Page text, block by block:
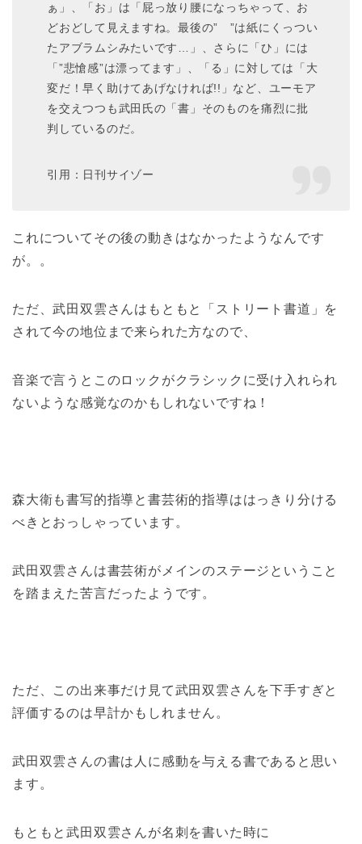
ぁ」、「お」は「屁っ放り腰になっちゃって、お
どおどして見えますね。最後の”ゝ”は紙にくっつい
たアブラムシみたいです…」、さらに「ひ」には
「”悲愴感”は漂ってます」、「る」に対しては「大
変だ！早く助けてあげなければ!!」など、ユーモア
を交えつつも武田氏の「書」そのものを痛烈に批
判しているのだ。
引用：日刊サイゾー
これについてその後の動きはなかったようなんです
が。。
ただ、武田双雲さんはもともと「ストリート書道」を
されて今の地位まで来られた方なので、
音楽で言うとこのロックがクラシックに受け入れられ
ないような感覚なのかもしれないですね！
森大衛も書写的指導と書芸術的指導ははっきり分ける
べきとおっしゃっています。
武田双雲さんは書芸術がメインのステージということ
を踏まえた苦言だったようです。
ただ、この出来事だけ見て武田双雲さんを下手すぎと
評価するのは早計かもしれません。
武田双雲さんの書は人に感動を与える書であると思い
ます。
もともと武田双雲さんが名刺を書いた時に